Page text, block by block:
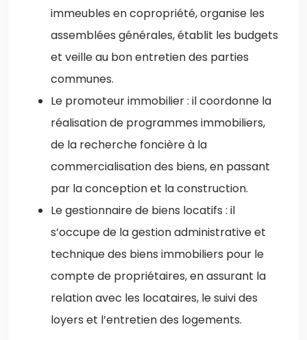
immeubles en copropriété, organise les
assemblées générales, établit les budgets
et veille au bon entretien des parties
communes.
Le promoteur immobilier : il coordonne la
réalisation de programmes immobiliers,
de la recherche foncière à la
commercialisation des biens, en passant
par la conception et la construction.
Le gestionnaire de biens locatifs : il
s’occupe de la gestion administrative et
technique des biens immobiliers pour le
compte de propriétaires, en assurant la
relation avec les locataires, le suivi des
loyers et l’entretien des logements.